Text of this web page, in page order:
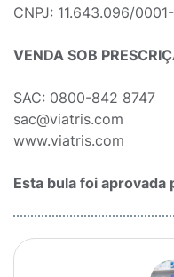
CNPJ: 11.643.096/
VENDA SOB
SAC: 0800-842 8747
sac@viatris.com
www.viatris.com
Esta bula foi